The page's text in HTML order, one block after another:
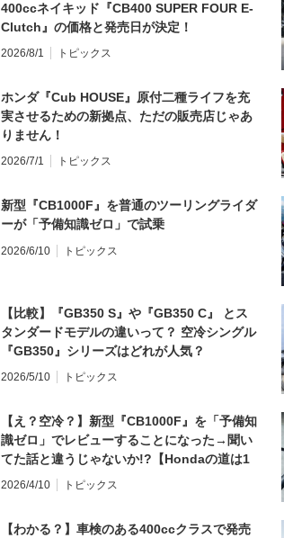
400ccネイキッド『CB400 SUPER FOUR E-
Clutch』の価格と発売日が決定！
2026/8/1 トピックス
ホンダ『Cub HOUSE』原付二種ライフを充
実させるための新拠点、ただの販売店じゃあ
りません！
2026/7/1 トピックス
新型『CB1000F』を普通のツーリングライダ
ーが「予備知識ゼロ」で試乗
2026/6/10 トピックス
【比較】『GB350 S』や『GB350 C』 とス
タンダードモデルの違いって？ 空冷シングル
『GB350』シリーズはどれが人気？
2026/5/10 トピックス
【え？空冷？】新型『CB1000F』を「予備知
識ゼロ」でレビューすることになった→聞い
てた話と違うじゃないか!?【Hondaの道は1
日にしてならず／CB1000F ①第一印象 編】
2026/4/10 トピックス
【わかる？】車検のある400ccクラスで発売